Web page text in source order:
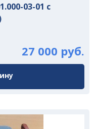
03-01 с
27 000 руб.